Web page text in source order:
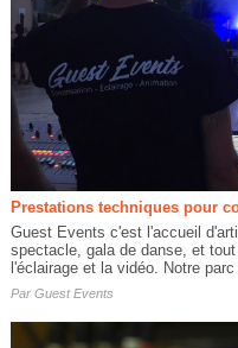
Prestations techniques pour
Guest Events c'est l'accueil
spectacle, gala de danse, et
l'éclairage et la vidéo. Notre parc
Par Guest Events